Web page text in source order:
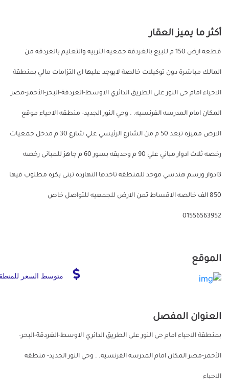
أكثر ما يميز العقار
قطعه ارض 150 م للبيع بالغردقة جمعيه التربيه والتعليم بالغردقه من
المالك مباشرة دون توكيلات خالصة لايوجد عليها اى التزامات مالي بمنطقة
الاحياء امام حى النور على الطريق الدائري الاوسط-الغردقة-البحر-الأحمر-مصر
المكان امام المدرسه الفرنسيه. . وحي النور الجديد- منطقه الاحياء موقع
الارض مميزه تبعد 50 م من الشارع الرئيسي علي شارع 30 م مدخل جمعيات
رخصه ثلاث ادوار مباني علي 90 م وحديقه بسور 60 م جاهز للمبانى رخصه
3ادوار ورسم هندسي موحد للمنطقه تاخدها النهارده تبنى بكره مطلوب فيها
850 الف خالصه الاقساط ثمن الارض للجمعيه للتواصل خاص
01556563952
الموقع
متوسط السعر
العنوان المفصل
بمنطقة الاحياء امام حى النور على الطريق الدائري الاوسط-الغردقة-البحر-
الأحمر-مصر المكان امام المدرسه الفرنسيه. . وحي النور الجديد- منطقه
الاحياء